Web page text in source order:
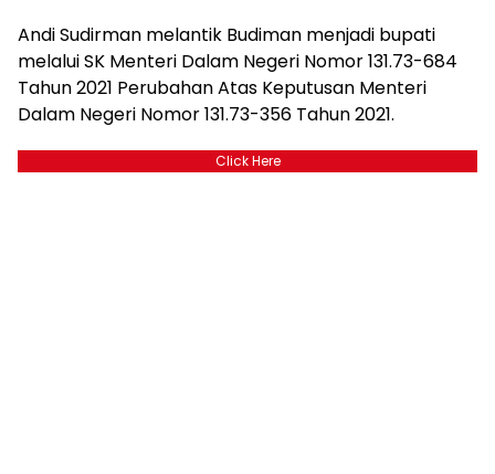
Andi Sudirman melantik Budiman menjadi bupati
melalui SK Menteri Dalam Negeri Nomor 131.73-684
Tahun 2021 Perubahan Atas Keputusan Menteri
Dalam Negeri Nomor 131.73-356 Tahun 2021.
Click Here